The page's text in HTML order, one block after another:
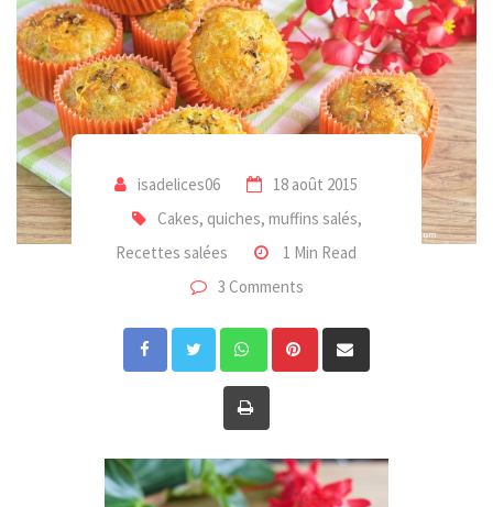
isadelices06
18 août 2015
Cakes, quiches, muffins salés,
Recettes salées
1 Min Read
3 Comments
WhatsappPinterest
via